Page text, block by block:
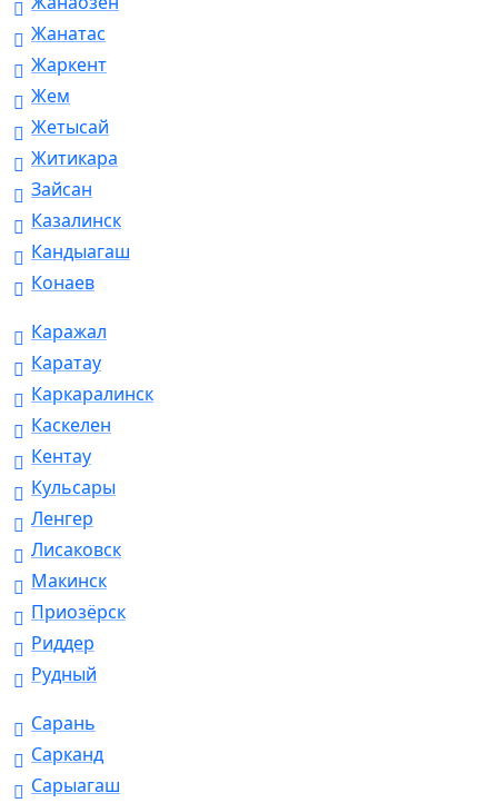
Жанатас
Жаркент
Жем
Жетысай
Житикара
Зайсан
Казалинск
Кандыагаш
Конаев
Каражал
Каратау
Каркаралинск
Каскелен
Кентау
Кульсары
Ленгер
Лисаковск
Макинск
Приозёрск
Риддер
Рудный
Сарань
Сарканд
Сарыагаш